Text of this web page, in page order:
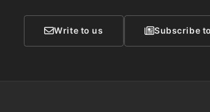
Write to us Subscribe